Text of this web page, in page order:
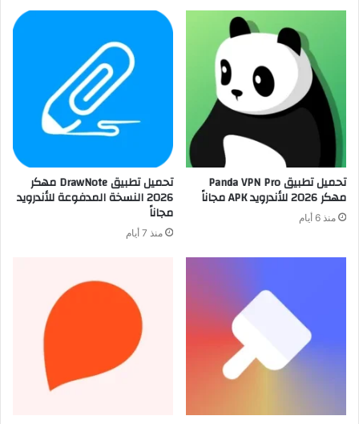
تحميل تطبيق Panda VPN Pro
مهكر 2026 للأندرويد APK مجاناً
منذ 6 أيام
تحميل تطبيق DrawNote مهكر
2026 النسخة المدفوعة للأندرويد
مجاناً
منذ 7 أيام